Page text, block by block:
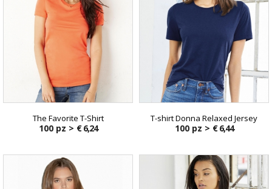
The Favorite T-Shirt
100 pz > € 6,24
T-shirt Donna Relaxed Jersey
100 pz > € 6,44